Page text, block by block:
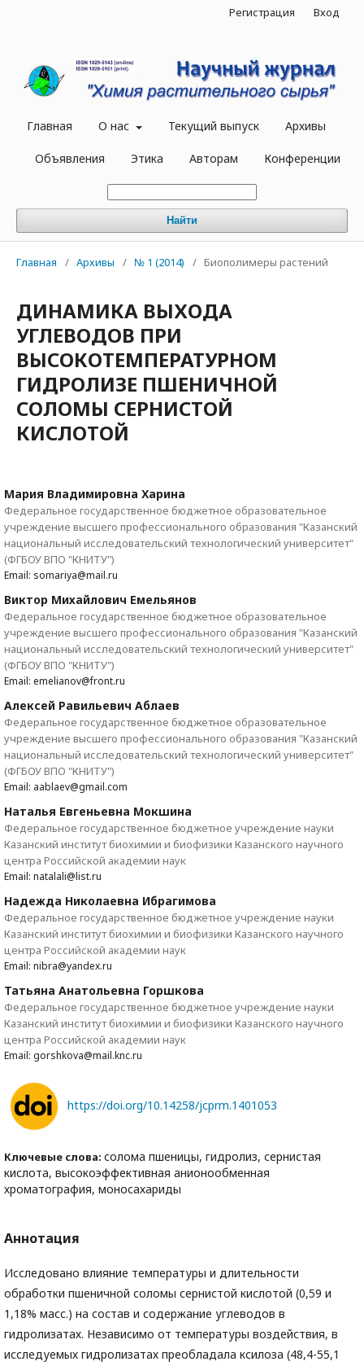
Главная О нас Текущий выпуск Архивы
Объявления Этика Авторам Конференции
Найти
Регистрация Вход
Главная / Архивы / № 1 (2014) / Биополимеры растений
ДИНАМИКА ВЫХОДА
УГЛЕВОДОВ ПРИ
ВЫСОКОТЕМПЕРАТУРНОМ
ГИДРОЛИЗЕ ПШЕНИЧНОЙ
СОЛОМЫ СЕРНИСТОЙ
КИСЛОТОЙ
Мария Владимировна Харина
Федеральное государственное бюджетное образовательное
учреждение высшего профессионального образования "Казанский
национальный исследовательский технологический университет"
(ФГБОУ ВПО "КНИТУ")
Email: somariya@mail.ru
Виктор Михайлович Емельянов
Федеральное государственное бюджетное образовательное
учреждение высшего профессионального образования "Казанский
национальный исследовательский технологический университет"
(ФГБОУ ВПО "КНИТУ")
Email: emelianov@front.ru
Алексей Равильевич Аблаев
Федеральное государственное бюджетное образовательное
учреждение высшего профессионального образования "Казанский
национальный исследовательский технологический университет"
(ФГБОУ ВПО "КНИТУ")
Email: aablaev@gmail.com
Наталья Евгеньевна Мокшина
Федеральное государственное бюджетное учреждение науки
Казанский институт биохимии и биофизики Казанского научного
центра Российской академии наук
Email: natalali@list.ru
Надежда Николаевна Ибрагимова
Федеральное государственное бюджетное учреждение науки
Казанский институт биохимии и биофизики Казанского научного
центра Российской академии наук
Email: nibra@yandex.ru
Татьяна Анатольевна Горшкова
Федеральное государственное бюджетное учреждение науки
Казанский институт биохимии и биофизики Казанского научного
центра Российской академии наук
Email: gorshkova@mail.knc.ru
https://doi.org/10.14258/jcprm.1401053
Ключевые слова: солома пшеницы, гидролиз, сернистая
кислота, высокоэффективная анионообменная
хроматография, моносахариды
Аннотация
Исследовано влияние температуры и длительности
обработки пшеничной соломы сернистой кислотой (0,59 и
1,18% масс.) на состав и содержание углеводов в
гидролизатах. Независимо от температуры воздействия, в
исследуемых гидролизатах преобладала ксилоза (48,4-55,1